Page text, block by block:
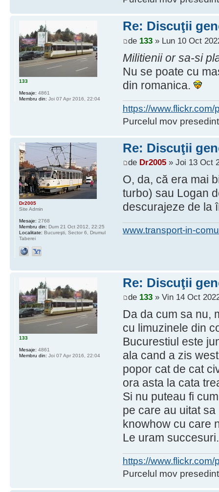
Re: Discuţii
de 133» Lun 10 Oct
Militienii or sa-si
Nu se poate cu
din romanica.
https://
Purcelul mov
133
Mesaje: 4861
Membru din: Joi 07 Apr 2016, 22:04
Re: Discuţii
de Dr2005» Joi 13 Oct
O, da, că era mai
turbo) sau Logan
descurajeze de la
www.transport-in-
Dr2005
Site Admin
Mesaje: 2768
Membru din: Dum 21 Oct 2012, 22:25
Localitate: Bucureşti, Sector 6, Drumul
Taberei
Re: Discuţii
de 133» Vin 14 Oct
Da da cum sa nu,
cu limuzinele din
Bucurestiul este
ala cand a zis
popor cat de cat
ora asta la cata
Si nu puteau fi
pe care au uitat
knowhow cu care
Le uram
https://
Purcelul mov
133
Mesaje: 4861
Membru din: Joi 07 Apr 2016, 22:04